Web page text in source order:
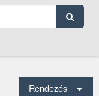
Rendezés